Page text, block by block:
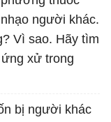
người khác.
Vì sao. Hãy tìm
xử trong
bị người khác